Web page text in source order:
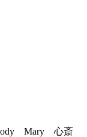
Mary 心斎